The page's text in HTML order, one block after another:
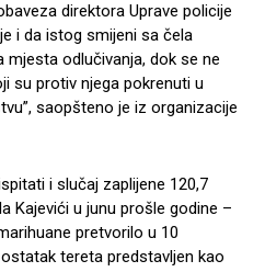
direktora Uprave policije
i da istog smijeni sa čela
odlučivanja, dok se ne
su protiv njega pokrenuti u
saopšteno je iz organizacije
i slučaj zaplijene 120,7
Kajevići u junu prošle godine –
pretvorilo u 10
tereta predstavljen kao